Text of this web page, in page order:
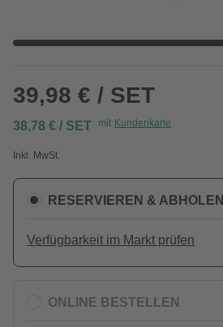
39,98 € / SET
38,78 € / SET mit Kundenkarte
Inkl. MwSt.
RESERVIEREN & ABHOLEN
Verfügbarkeit im Markt prüfen
ONLINE BESTELLEN